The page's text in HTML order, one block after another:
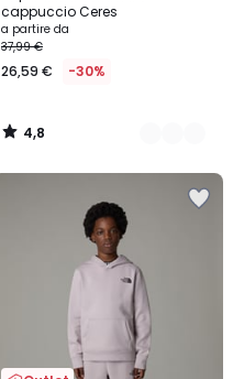
cappuccio Ceres
a partire da
37,99 €
26,59 € -30%
4,8
/